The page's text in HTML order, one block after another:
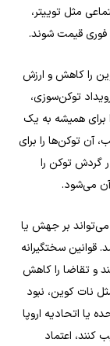
مثل توییتر،
قیمت شوند.
را کاهش و ارزش
توکن‌سوزی،
برای همیشه به یک
آن توکن‌ها را برای
گردش توکن را
می‌شود.
می‌تواند بر جهش یا
قوانین سختگیرانه
و تقاضا را کاهش
نات کوین، نبود
یا اتحادیه اروپا
اعتماد